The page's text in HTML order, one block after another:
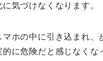
気づけなくなります。
ホの中に引き込まれ
に危険だと感じなくな